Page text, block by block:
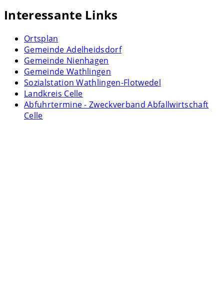
Interessante Links
Ortsplan
Gemeinde Adelheidsdorf
Gemeinde Nienhagen
Gemeinde Wathlingen
Sozialstation Wathlingen-Flotwedel
Landkreis Celle
Abfuhrtermine - Zweckverband Abfallwirtschaft
Celle